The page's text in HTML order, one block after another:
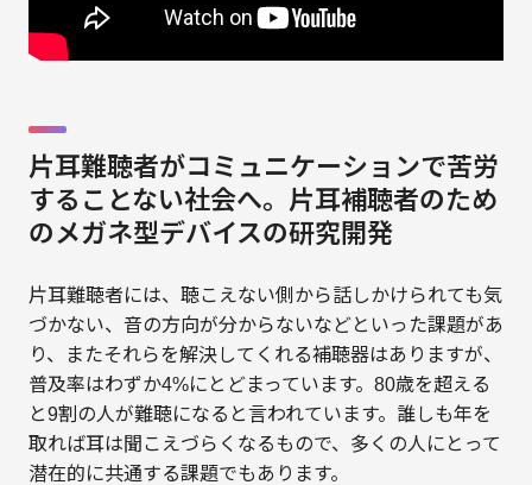
片耳難聴者がコミュニケーションで苦労
することない社会へ。片耳補聴者のため
のメガネ型デバイスの研究開発
片耳難聴者には、聴こえない側から話しかけられても気
づかない、音の方向が分からないなどといった課題があ
り、またそれらを解決してくれる補聴器はありますが、
普及率はわずか4%にとどまっています。80歳を超える
と9割の人が難聴になると言われています。誰しも年を
取れば耳は聞こえづらくなるもので、多くの人にとって
潜在的に共通する課題でもあります。